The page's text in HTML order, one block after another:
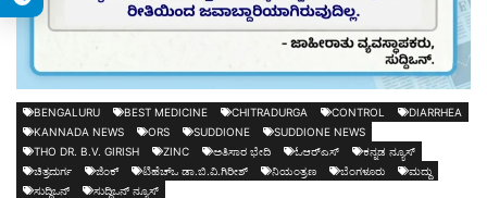
BENGALURU BEST MEDICINE CHITRADURGA CONTROL
DIARRHEA
KANNADA NEWS
ORS SUDDIONE
SUDDIONE NEWS
THO DR. B.V. GIRISH
ZINC ಅತಿಸಾರ ಭೇದಿ ಓಆರ್‍ಎಸ್
ಕನ್ನಡ ನ್ಯೂಸ್
ಚಿತ್ರದುರ್ಗ
ಜಿಂಕ್ ಟಿಹೆಚ್‍ಒ ಡಾ.ಬಿ.ವಿ.ಗಿರೀಶ್ ನಿಯಂತ್ರಣ ಬೆಂಗಳೂರು
ಮದ್ದು
ಸುದ್ದಿಒನ್
ಸುದ್ದಿಒನ್ ನ್ಯೂಸ್